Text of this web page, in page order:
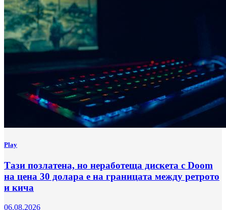
Play
Тази позлатена, но неработеща дискета с Doom
на цена 30 долара е на границата между ретрото
и кича
06.08.2026